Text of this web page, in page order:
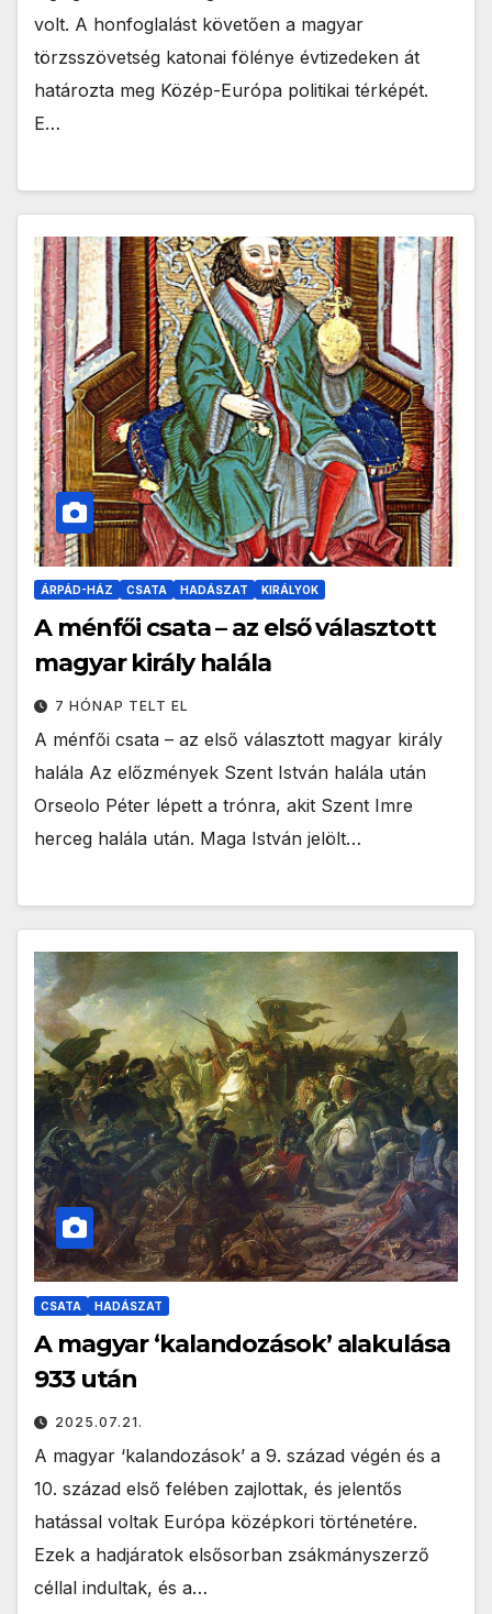
volt. A honfoglalást követően a magyar
törzsszövetség katonai fölénye évtizedeken át
határozta meg Közép-Európa politikai térképét.
E…
ÁRPÁD-HÁZ CSATA HADÁSZAT KIRÁLYOK
A ménfői csata – az első választott
magyar király halála
7 HÓNAP TELT EL
A ménfői csata – az első választott magyar király
halála Az előzmények Szent István halála után
Orseolo Péter lépett a trónra, akit Szent Imre
herceg halála után. Maga István jelölt…
CSATA HADÁSZAT
A magyar ‘kalandozások’ alakulása
933 után
2025.07.21.
A magyar ‘kalandozások’ a 9. század végén és a
10. század első felében zajlottak, és jelentős
hatással voltak Európa középkori történetére.
Ezek a hadjáratok elsősorban zsákmányszerző
céllal indultak, és a…